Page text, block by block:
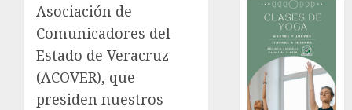
Asociación de
Comunicadores del
Estado de Veracruz
(ACOVER), que
presiden nuestros